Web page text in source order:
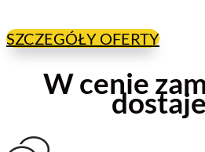
SZCZEGÓŁY OFERTY
W cenie